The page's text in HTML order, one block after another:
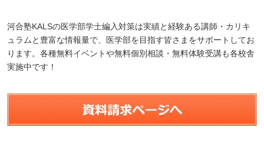
河合塾KALSの医学部学士編入対策は実績と経験ある講師・カリキ
ュラムと豊富な情報量で、医学部を目指す皆さまをサポートしてお
ります。各種無料イベントや無料個別相談・無料体験受講も各校舎
実施中です！